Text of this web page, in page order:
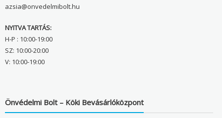
azsia@onvedelmibolt.hu
NYITVA TARTÁS:
H-P : 10:00-19:00
SZ: 10:00-20:00
V: 10:00-19:00
Önvédelmi Bolt – Köki Bevásárlóközpont